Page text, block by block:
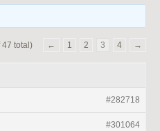
47 total) ← 1 2 3 4 →
#282718
#301064